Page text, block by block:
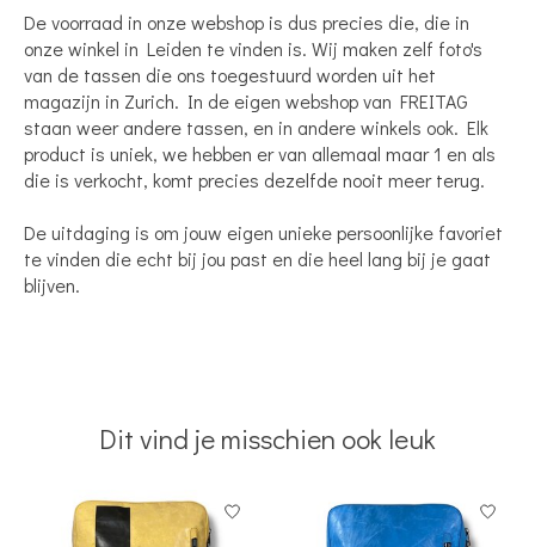
De voorraad in onze webshop is dus precies die, die in
onze winkel in Leiden te vinden is. Wij maken zelf foto's
van de tassen die ons toegestuurd worden uit het
magazijn in Zurich. In de eigen webshop van FREITAG
staan weer andere tassen, en in andere winkels ook. Elk
product is uniek, we hebben er van allemaal maar 1 en als
die is verkocht, komt precies dezelfde nooit meer terug.
De uitdaging is om jouw eigen unieke persoonlijke favoriet
te vinden die echt bij jou past en die heel lang bij je gaat
blijven.
Dit vind je misschien ook leuk
Items van productcarrousel